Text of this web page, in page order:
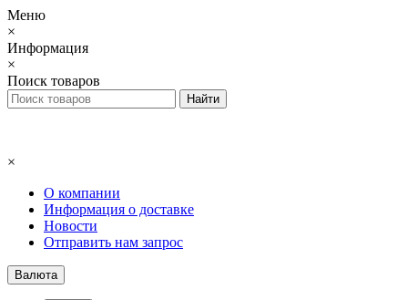
Меню
×
Информация
×
Поиск товаров
×
О компании
Информация о доставке
Новости
Отправить нам запрос
Валюта